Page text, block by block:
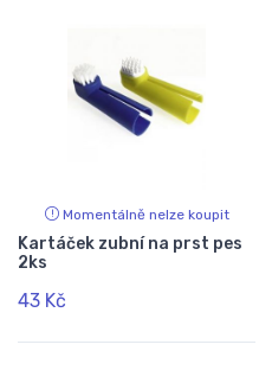
Momentálně nelze koupit
Kartáček zubní na prst pes
2ks
43 Kč